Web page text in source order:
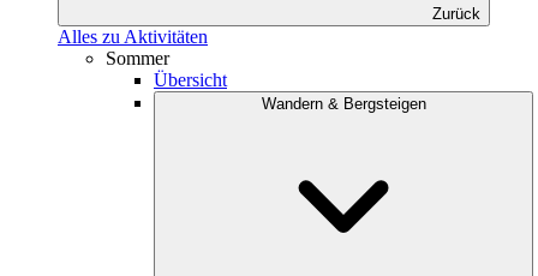
Zurück
Alles zu Aktivitäten
Sommer
Übersicht
Wandern & Bergsteigen